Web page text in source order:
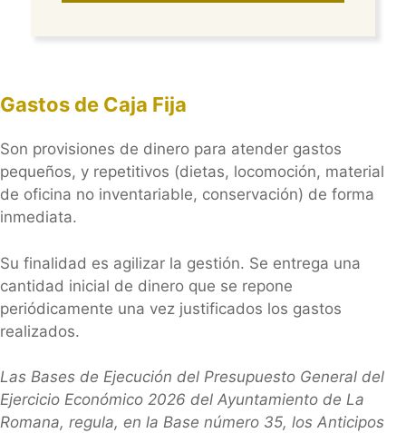
Gastos de Caja Fija
Son provisiones de dinero para atender gastos
pequeños, y repetitivos (dietas, locomoción, material
de oficina no inventariable, conservación) de forma
inmediata.
Su finalidad es agilizar la gestión. Se entrega una
cantidad inicial de dinero que se repone
periódicamente una vez justificados los gastos
realizados.
Las Bases de Ejecución del Presupuesto General del
Ejercicio Económico 2026 del Ayuntamiento de La
Romana, regula, en la Base número 35, los Anticipos